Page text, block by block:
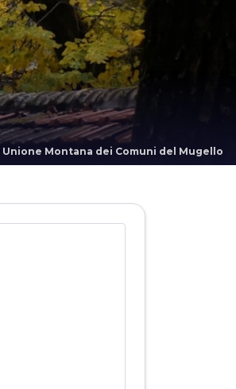
Unione Montana dei Comuni del Mugello